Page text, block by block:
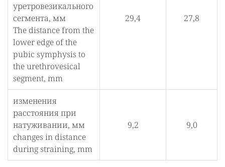
уретровезикального
сегмента, мм
The distance from the
lower edge of the
pubic symphysis to
the urethrovesical
segment, mm
29,4 27,8
изменения
расстояния при
натуживании, мм
changes in distance
during straining, mm
9,2 9,0